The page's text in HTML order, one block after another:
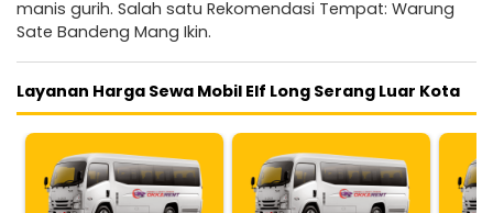
manis gurih. Salah satu Rekomendasi Tempat: Warung
Sate Bandeng Mang Ikin.
Layanan Harga Sewa Mobil Elf Long Serang Luar Kota